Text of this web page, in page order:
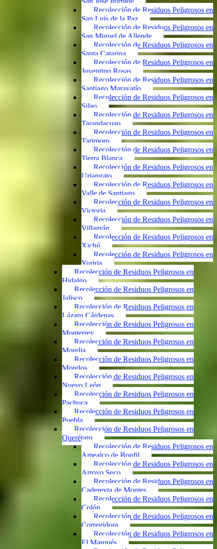
Recolección de Residuos Peligrosos en
San Luis de la Paz
Recolección de Residuos Peligrosos en
San Miguel de Allende
Recolección de Residuos Peligrosos en
Santa Catarina
Recolección de Residuos Peligrosos en
Juventino Rosas
Recolección de Residuos Peligrosos en
Santiago Maravatío
Recolección de Residuos Peligrosos en
Silao
Recolección de Residuos Peligrosos en
Tarandacuao
Recolección de Residuos Peligrosos en
Tarimoro
Recolección de Residuos Peligrosos en
Tierra Blanca
Recolección de Residuos Peligrosos en
Uriangato
Recolección de Residuos Peligrosos en
Valle de Santiago
Recolección de Residuos Peligrosos en
Victoria
Recolección de Residuos Peligrosos en
Villagrán
Recolección de Residuos Peligrosos en
Xichú
Recolección de Residuos Peligrosos en
Yuriria
Recolección de Residuos Peligrosos en
Hidalgo
Recolección de Residuos Peligrosos en
Jalisco
Recolección de Residuos Peligrosos en
Lázaro Cárdenas
Recolección de Residuos Peligrosos en
Monterrey
Recolección de Residuos Peligrosos en
Morelia
Recolección de Residuos Peligrosos en
Morelos
Recolección de Residuos Peligrosos en
Nuevo León
Recolección de Residuos Peligrosos en
Pachuca
Recolección de Residuos Peligrosos en
Puebla
Recolección de Residuos Peligrosos en
Querétaro
Recolección de Residuos Peligrosos en
Amealco de Bonfil
Recolección de Residuos Peligrosos en
Arroyo Seco
Recolección de Residuos Peligrosos en
Cadereyta de Montes
Recolección de Residuos Peligrosos en
Colón
Recolección de Residuos Peligrosos en
Corregidora
Recolección de Residuos Peligrosos en
El Marqués